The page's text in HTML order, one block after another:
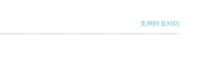
支持[0] 反对[0]